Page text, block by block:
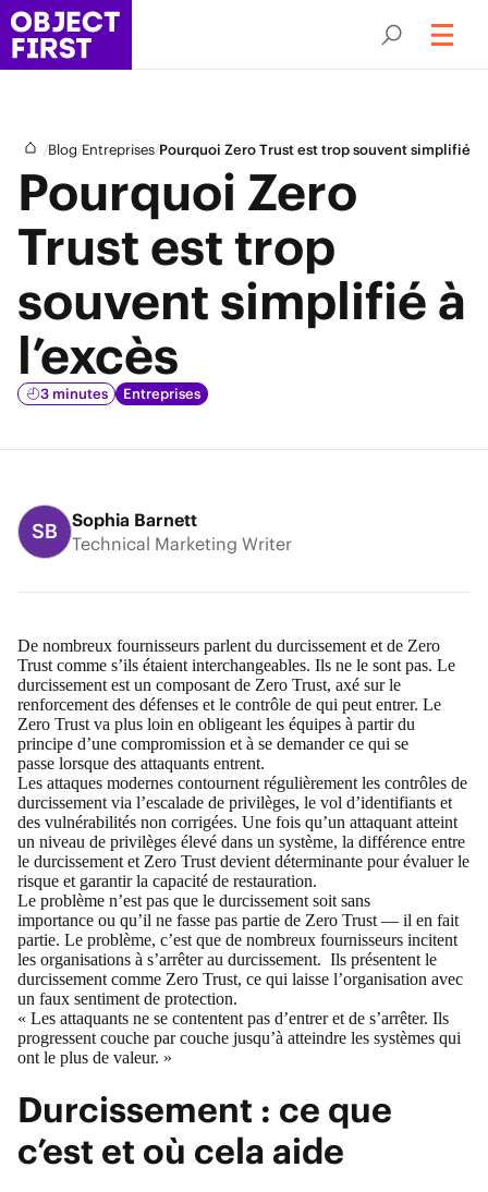
/Blog/Entreprises/Pourquoi Zero Trust est trop souvent simplifié à
Pourquoi Zero
Trust est trop
souvent simplifié à
l’excès
3 minutes Entreprises
SB
Sophia Barnett
Technical Marketing Writer
De nombreux fournisseurs parlent du durcissement et de Zero
Trust comme s’ils étaient interchangeables. Ils ne le sont pas. Le
durcissement est un composant de Zero Trust, axé sur le
renforcement des défenses et le contrôle de qui peut entrer. Le
Zero Trust va plus loin en obligeant les équipes à partir du
principe d’une compromission et à se demander ce qui se
passe lorsque des attaquants entrent.
Les attaques modernes contournent régulièrement les contrôles de
durcissement via l’escalade de privilèges, le vol d’identifiants et
des vulnérabilités non corrigées. Une fois qu’un attaquant atteint
un niveau de privilèges élevé dans un système, la différence entre
le durcissement et Zero Trust devient déterminante pour évaluer le
risque et garantir la capacité de restauration.
Le problème n’est pas que le durcissement soit sans
importance ou qu’il ne fasse pas partie de Zero Trust — il en fait
partie. Le problème, c’est que de nombreux fournisseurs incitent
les organisations à s’arrêter au durcissement. Ils présentent le
durcissement comme Zero Trust, ce qui laisse l’organisation avec
un faux sentiment de protection.
« Les attaquants ne se contentent pas d’entrer et de s’arrêter. Ils
progressent couche par couche jusqu’à atteindre les systèmes qui
ont le plus de valeur. »
Durcissement : ce que
c’est et où cela aide